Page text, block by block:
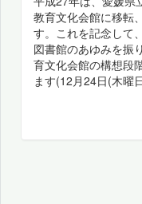
教育文化会館に移転
す。これを記念して
図書館のあゆみを振
育文化会館の構想段
ます(12月24日(木曜